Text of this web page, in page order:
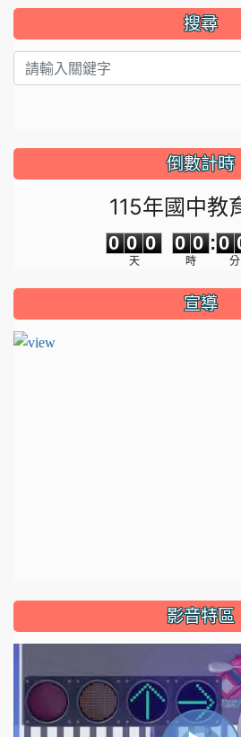
::: 搜尋
倒數計時
115年國中教
0
0
0
0
0
0
天
0
0
0
0
時
:
0
0
分
宣導
影音特區